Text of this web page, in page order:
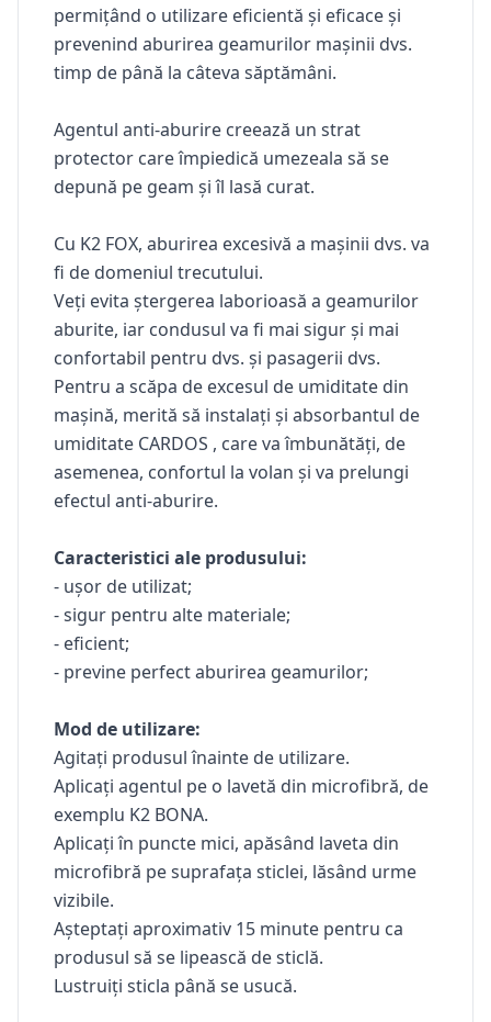
permițând o utilizare eficientă și eficace și
prevenind aburirea geamurilor mașinii dvs.
timp de până la câteva săptămâni.
Agentul anti-aburire creează un strat
protector care împiedică umezeala să se
depună pe geam și îl lasă curat.
Cu K2 FOX, aburirea excesivă a mașinii dvs. va
fi de domeniul trecutului.
Veți evita ștergerea laborioasă a geamurilor
aburite, iar condusul va fi mai sigur și mai
confortabil pentru dvs. și pasagerii dvs.
Pentru a scăpa de excesul de umiditate din
mașină, merită să instalați și absorbantul de
umiditate CARDOS , care va îmbunătăți, de
asemenea, confortul la volan și va prelungi
efectul anti-aburire.
Caracteristici ale produsului:
- ușor de utilizat;
- sigur pentru alte materiale;
- eficient;
- previne perfect aburirea geamurilor;
Mod de utilizare:
Agitați produsul înainte de utilizare.
Aplicați agentul pe o lavetă din microfibră, de
exemplu K2 BONA.
Aplicați în puncte mici, apăsând laveta din
microfibră pe suprafața sticlei, lăsând urme
vizibile.
Așteptați aproximativ 15 minute pentru ca
produsul să se lipească de sticlă.
Lustruiți sticla până se usucă.